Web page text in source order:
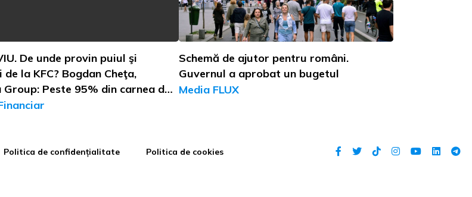
De unde provin puiul şi
la KFC? Bogdan Cheţa,
Group: Peste 95% din carnea de
din România, pe când cartofii
100% cantitatea necesară
Schemă de ajutor pentru români.
Guvernul a aprobat un bugetul
Media FLUX
Politica de confidențialitate Politica de cookies